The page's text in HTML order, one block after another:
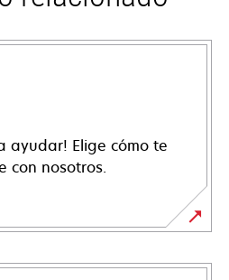
ayudar! Elige cómo te
con nosotros.